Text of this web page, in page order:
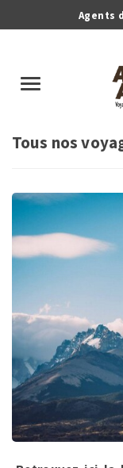
Agents
Toggle
Tous nos